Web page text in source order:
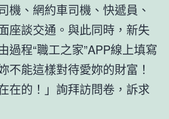
機、網約車司機、快遞員、
座談交通。與此同時，新失
過程“職工之家”APP線上填寫
能這樣對待愛妳的財富！
在的！」詢拜訪問卷，訴求